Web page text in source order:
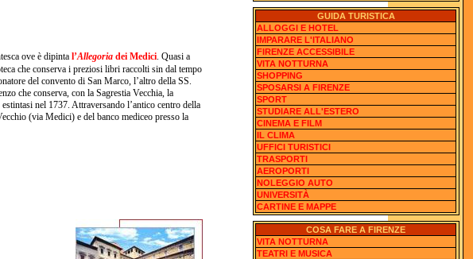
GUIDA TURISTICA
ALLOGGI E HOTEL
IMPARARE L'ITALIANO
FIRENZE ACCESSIBILE
VITA NOTTURNA
SHOPPING
SPOSARSI A FIRENZE
SPORT
STUDIARE ALL'ESTERO
CINEMA E FILM
IL CLIMA
UFFICI TURISTICI
TRASPORTI
AEROPORTI
NOLEGGIO AUTO
UNIVERSITÀ
CARTINE E MAPPE
COSA FARE A FIRENZE
VITA NOTTURNA
TEATRI E MUSICA
ove è dipintal’Allegoriadei Medici . Quasi a
che conserva i preziosi libri raccolti sin dal tempo
del convento di San Marco, l’altro della SS.
che conserva, con la Sagrestia Vecchia, la
nel 1737. Attraversando l’antico centro della
(via Medici) e del banco mediceo presso la